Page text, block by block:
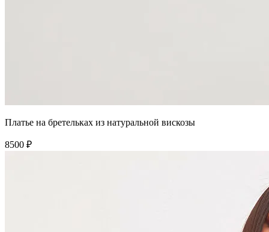
Платье на бретельках из натуральной вискозы
8500 ₽